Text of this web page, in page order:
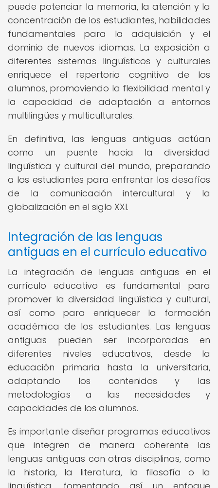
puede potenciar la memoria, la atención y la
concentración de los estudiantes, habilidades
fundamentales para la adquisición y el
dominio de nuevos idiomas. La exposición a
diferentes sistemas lingüísticos y culturales
enriquece el repertorio cognitivo de los
alumnos, promoviendo la flexibilidad mental y
la capacidad de adaptación a entornos
multilingües y multiculturales.
En definitiva, las lenguas antiguas actúan
como un puente hacia la diversidad
lingüística y cultural del mundo, preparando
a los estudiantes para enfrentar los desafíos
de la comunicación intercultural y la
globalización en el siglo XXI.
Integración de las lenguas
antiguas en el currículo educativo
La integración de lenguas antiguas en el
currículo educativo es fundamental para
promover la diversidad lingüística y cultural,
así como para enriquecer la formación
académica de los estudiantes. Las lenguas
antiguas pueden ser incorporadas en
diferentes niveles educativos, desde la
educación primaria hasta la universitaria,
adaptando los contenidos y las
metodologías a las necesidades y
capacidades de los alumnos.
Es importante diseñar programas educativos
que integren de manera coherente las
lenguas antiguas con otras disciplinas, como
la historia, la literatura, la filosofía o la